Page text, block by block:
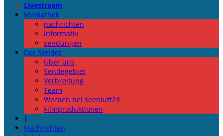
Livestream
Mediathek
nachrichten
informativ
sendungen
Der Sender
Über uns
Sendegebiet
Verbreitung
Team
Werben bei seenluft24
Filmproduktionen
|
Nachrichten